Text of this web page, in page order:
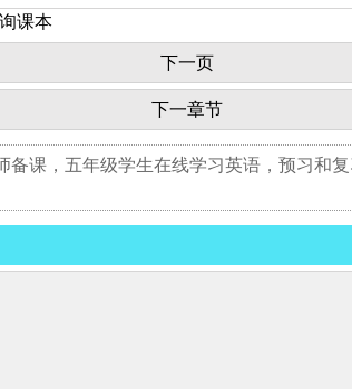
课本
下一页
下一章节
课，五年级学生在线学习英语，预习和